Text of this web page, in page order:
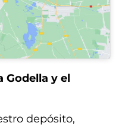
Godella y el
depósito,